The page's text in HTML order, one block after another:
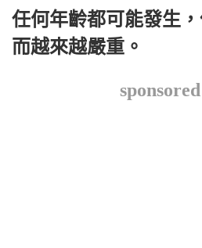
任何年齡都可能發生
而越來越嚴重。